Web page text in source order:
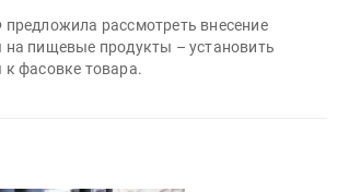
рассмотреть внесение
пищевые продукты – установить
фасовке товара.